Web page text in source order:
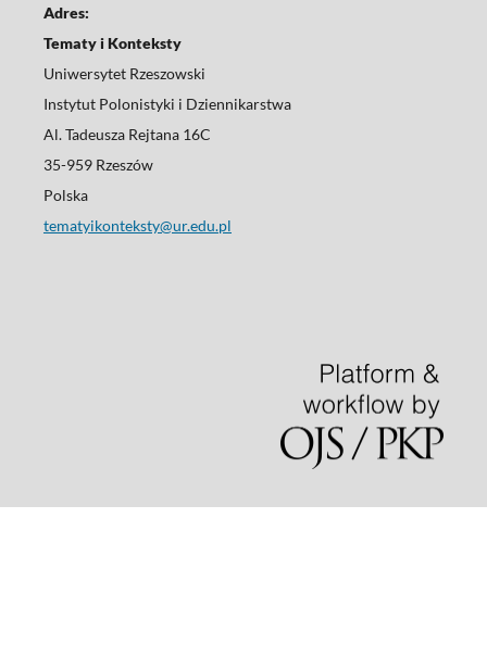
Adres:
Tematy i Konteksty
Uniwersytet Rzeszowski
Instytut Polonistyki i Dziennikarstwa
Al. Tadeusza Rejtana 16C
35-959 Rzeszów
Polska
tematyikonteksty@ur.edu.pl